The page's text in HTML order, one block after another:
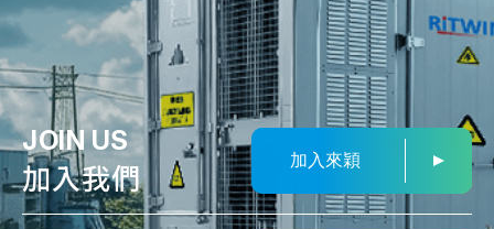
JOIN US
加入我們
加入來穎